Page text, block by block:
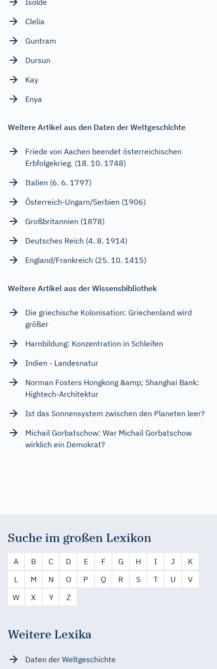
Clelia
Guntram
Dursun
Kay
Enya
Weitere Artikel aus den Daten der Weltgeschichte
Friede von Aachen beendet österreichischen
Erbfolgekrieg. (18. 10. 1748)
Italien (6. 6. 1797)
Österreich-Ungarn/Serbien (1906)
Großbritannien (1878)
Deutsches Reich (4. 8. 1914)
England/Frankreich (25. 10. 1415)
Weitere Artikel aus der Wissensbibliothek
Die griechische Kolonisation: Griechenland wird
größer
Harnbildung: Konzentration in Schleifen
Indien - Landesnatur
Norman Fosters Hongkong &amp; Shanghai Bank:
Hightech-Architektur
Ist das Sonnensystem zwischen den Planeten leer?
Michail Gorbatschow: War Michail Gorbatschow
wirklich ein Demokrat?
Suche im großen Lexikon
A B C D E F G H I J
K
L
M N O P Q R S T U
V
W
X Y Z
Weitere Lexika
Daten der Weltgeschichte